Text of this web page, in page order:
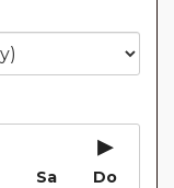
▸
Sa Do